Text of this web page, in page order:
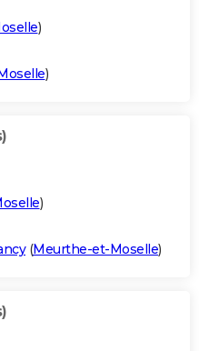
)
)
)
(Meurthe-et-Moselle)